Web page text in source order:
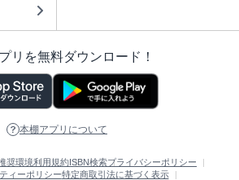
リを無料ダウンロード！
本棚アプリについて
奨環境利用規約ISBN検索プライバシーポリシー
ィーポリシー特定商取引法に基づく表示